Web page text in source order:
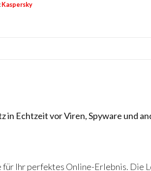
Kaspersky
in Echtzeit vor Viren, Spyware und
für Ihr perfektes Online-Erlebnis. Die